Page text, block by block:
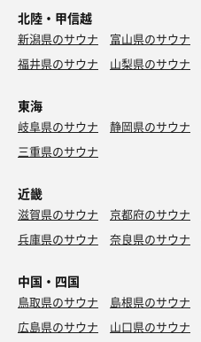
北陸・甲信越
新潟県のサウナ 富山県のサウナ
福井県のサウナ
山梨県のサウナ
東海
岐阜県のサウナ 静岡県のサウナ
三重県のサウナ
近畿
滋賀県のサウナ 京都府のサウナ
兵庫県のサウナ
奈良県のサウナ
中国・四国
鳥取県のサウナ 島根県のサウナ
広島県のサウナ
山口県のサウナ